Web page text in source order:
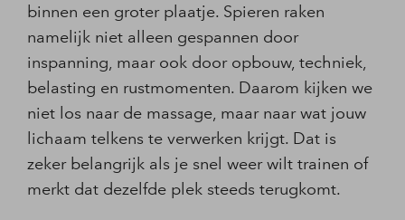
binnen een groter plaatje. Spieren raken
namelijk niet alleen gespannen door
inspanning, maar ook door opbouw, techniek,
belasting en rustmomenten. Daarom kijken we
niet los naar de massage, maar naar wat jouw
lichaam telkens te verwerken krijgt. Dat is
zeker belangrijk als je snel weer wilt trainen of
merkt dat dezelfde plek steeds terugkomt.